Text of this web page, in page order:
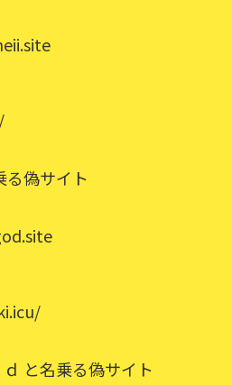
偽サイト
と名乗る偽サイト